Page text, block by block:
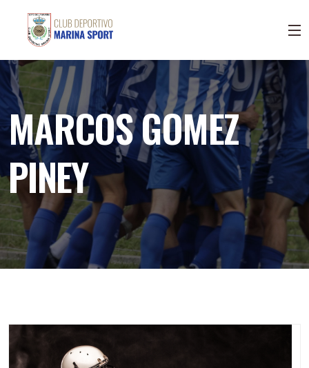
MARCOS GOMEZ
PINEY